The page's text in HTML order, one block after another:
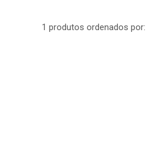
1 produtos ordenados por: